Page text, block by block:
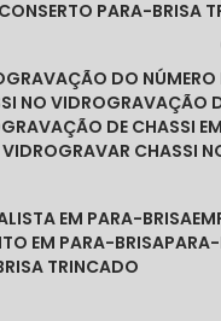
CONSERTO PARA-BRISA
GRAVAÇÃO DO
NO VIDRO
GRAVAÇÃO
GRAVAÇÃO DE CHASSI
VIDRO
GRAVAR CHASSI
EM PARA-BRISA
EM PARA-BRISA
TRINCADO